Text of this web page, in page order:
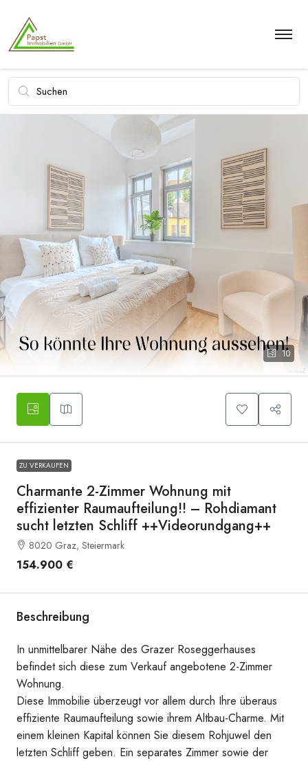
10
Vorraum
ZU VERKAUFEN
Charmante 2-Zimmer Wohnung mit
effizienter Raumaufteilung!! – Rohdiamant
sucht letzten Schliff ++Videorundgang++
8020 Graz, Steiermark
154.900 €
Beschreibung
In unmittelbarer Nähe des Grazer Roseggerhauses
befindet sich diese zum Verkauf angebotene 2-Zimmer
Wohnung.
Diese Immobilie überzeugt vor allem durch Ihre überaus
effiziente Raumaufteilung sowie ihrem Altbau-Charme. Mit
einem kleinen Kapital können Sie diesem Rohjuwel den
letzten Schliff geben. Ein separates Zimmer sowie der